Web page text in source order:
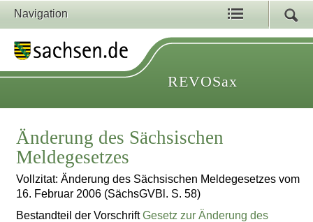
Navigation
REVOSax
Änderung des Sächsischen
Meldegesetzes
Vollzitat: Änderung des Sächsischen Meldegesetzes vom
16. Februar 2006 (SächsGVBl. S. 58)
Bestandteil der VorschriftGesetz zur Änderung des